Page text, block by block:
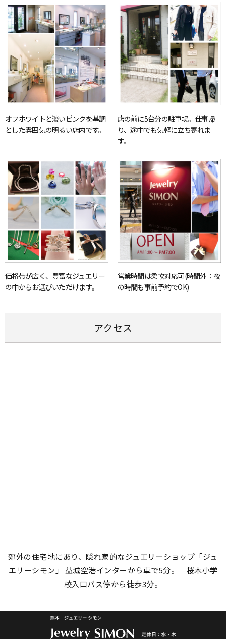
オフホワイトと淡いピンクを基調
とした雰囲気の明るい店内です。
店の前に5台分の駐車場。仕事帰
り、途中でも気軽に立ち寄れま
す。
価格帯が広く、豊富なジュエリー
の中からお選びいただけます。
営業時間は柔軟対応可(時間外：夜
の時間も事前予約でOK)
アクセス
郊外の住宅地にあり、隠れ家的なジュエリーショップ「ジュ
エリーシモン」
益城空港インターから車で5分。 桜木小学
校入口バス停から徒歩3分。